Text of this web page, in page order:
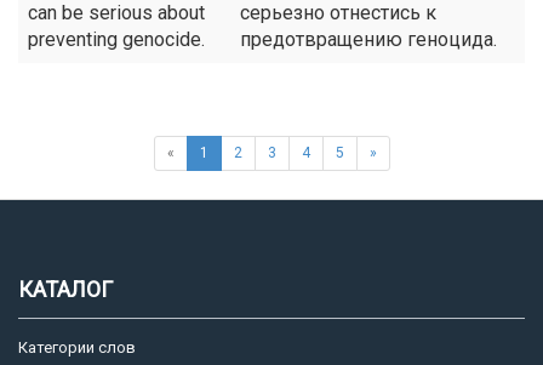
can be serious about
preventing genocide.
серьезно отнестись к
предотвращению геноцида.
« 1 2 3 4 5 »
КАТАЛОГ
Категории слов